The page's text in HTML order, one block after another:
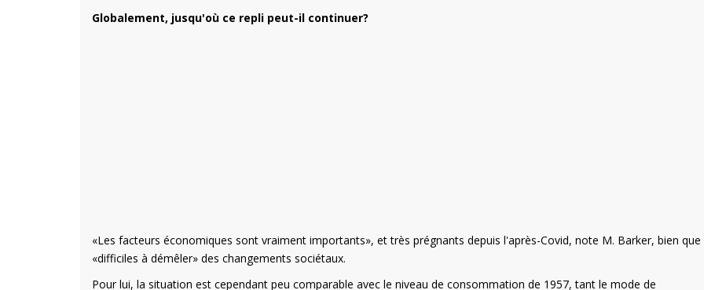
Globalement, jusqu'où ce repli peut-il continuer?
«Les facteurs économiques sont vraiment importants», et très prégnants depuis l'après-Covid, note M. Barker, bien que
«difficiles à démêler» des changements sociétaux.
Pour lui, la situation est cependant peu comparable avec le niveau de consommation de 1957, tant le mode de